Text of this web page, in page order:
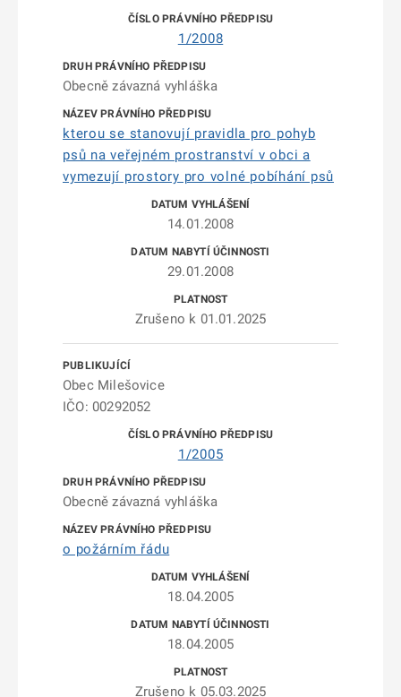
1/2008
Obecně závazná vyhláška
kterou se stanovují pravidla pro pohyb
psů na veřejném prostranství v obci a
vymezují prostory pro volné pobíhání psů
14.01.2008
29.01.2008
Zrušeno k 01.01.2025
Obec Milešovice
IČO: 00292052
1/2005
Obecně závazná vyhláška
o požárním řádu
18.04.2005
18.04.2005
Zrušeno k 05.03.2025